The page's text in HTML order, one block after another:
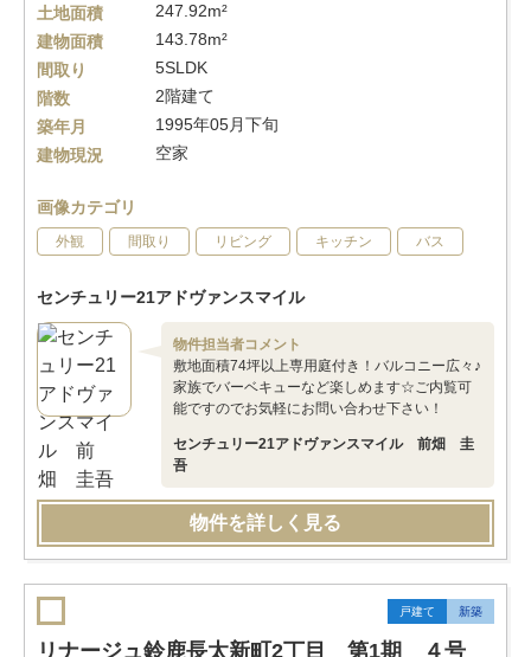
土地面積
247.92m²
建物面積
143.78m²
間取り
5SLDK
階数
2階建て
築年月
1995年05月下旬
建物現況
空家
画像カテゴリ
外観 間取り リビング キッチン バス
センチュリー21アドヴァンスマイル
物件担当者コメント
敷地面積74坪以上専用庭付き！バルコニー広々♪
家族でバーベキューなど楽しめます☆ご内覧可
能ですのでお気軽にお問い合わせ下さい！
センチュリー21アドヴァンスマイル 前畑 圭
吾
物件を詳しく見る
戸建て 新築
リナージュ鈴鹿長太新町2丁目 第1期 ４号